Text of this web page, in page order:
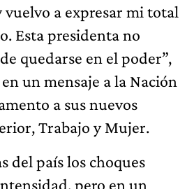
vuelvo a expresar mi total
Esta presidenta no
quedarse en el poder”,
un mensaje a la Nación
a sus nuevos
Trabajo y Mujer.
del país los choques
pero en un